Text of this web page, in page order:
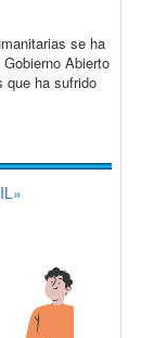
se ha
Abierto
que ha sufrido